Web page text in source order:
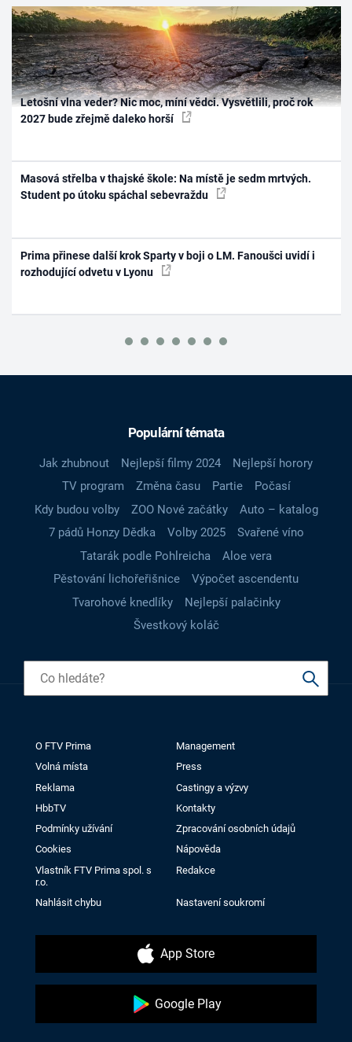
Letošní vlna veder? Nic moc, míní vědci. Vysvětlili, proč rok
2027 bude zřejmě daleko horší
Masová střelba v thajské škole: Na místě je sedm mrtvých.
Student po útoku spáchal sebevraždu
Prima přinese další krok Sparty v boji o LM. Fanoušci uvidí i
rozhodující odvetu v Lyonu
Populární témata
Jak zhubnout Nejlepší filmy 2024
Nejlepší horory
TV program
Změna času Partie
Počasí
Kdy budou volby
ZOO Nové začátky
Auto – katalog
7 pádů Honzy Dědka
Volby 2025
Svařené víno
Tatarák podle Pohlreicha
Aloe vera
Pěstování lichořeřišnice
Výpočet ascendentu
Tvarohové knedlíky
Nejlepší palačinky
Švestkový koláč
O FTV Prima
Management
Volná místa
Press
Reklama
Castingy a výzvy
HbbTV
Kontakty
Podmínky užívání
Zpracování osobních údajů
Cookies
Nápověda
Vlastník FTV Prima spol. s
r.o.
Redakce
Nahlásit chybu Nastavení soukromí
App Store
Google Play